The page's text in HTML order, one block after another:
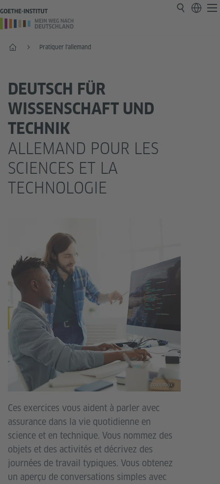
Accueil Pratiquer l'allemand
DEUTSCH FÜR
WISSENSCHAFT UND
TECHNIK
ALLEMAND POUR LES
SCIENCES ET LA
TECHNOLOGIE
colourbox
Ces exercices vous aident à parler avec
assurance dans la vie quotidienne en
science et en technique. Vous nommez des
objets et des activités et décrivez des
journées de travail typiques. Vous obtenez
un aperçu de conversations simples avec